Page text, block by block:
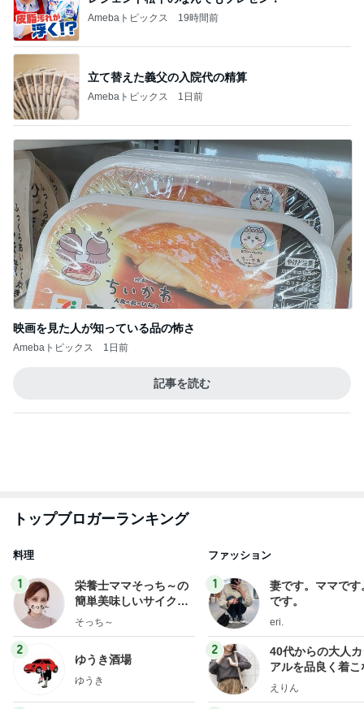
Amebaトピックス 19時間前
立て替えた義父の入院代の精算
Amebaトピックス 1日前
映画を見た人が知っている品の怖さ
Amebaトピックス 1日前
記事を読む
トップブロガーランキング
料理
1
栄養士ママそっち～の
簡単美味しいサイクル
献立
そっち～
2
ゆうき酒場
ゆうき
ファッション
1
妻です。ママです
です。
eri.
2
40代からの大人
アルを品良く着こ
ファッションブロ
えりん